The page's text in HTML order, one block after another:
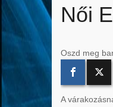
Női
Oszd meg
A